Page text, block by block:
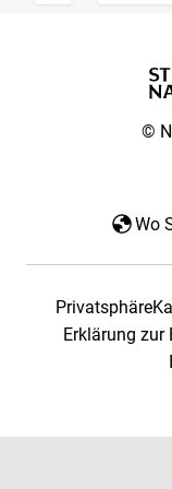
©
Wo
Privatsphäre
Erklärung zur